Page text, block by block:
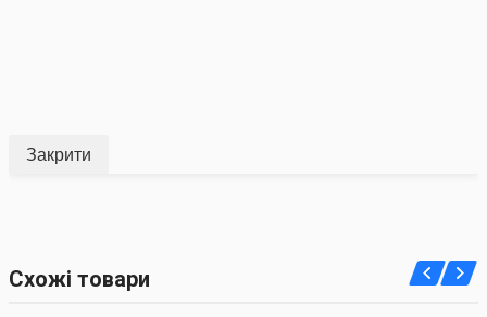
Закрити
Схожі товари